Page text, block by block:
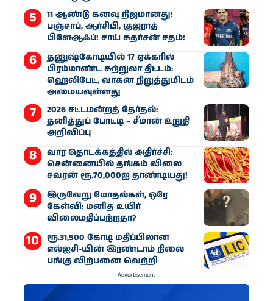
11 ஆண்டு கனவு நிஜமானது!
பஞ்சாப், ஆர்சிபி, குஜராத்
பிளேஆஃப்! சாய் சுதர்சன் சதம்!
தனுஷ்கோடியில் 17 ஏக்கரில்
பிரம்மாண்ட சுற்றுலா திட்டம்:
ஹெலிபேட், வாகன நிறுத்துமிடம்
அமையவுள்ளது
2026 சட்டமன்றத் தேர்தல்:
தனித்துப் போட்டி – சீமான் உறுதி
அறிவிப்பு
வார தொடக்கத்தில் அதிர்ச்சி:
சென்னையில் தங்கம் விலை
சவரன் ரூ.70,000ஐ தாண்டியது!
இருவேறு மோதல்கள், ஒரே
கேள்வி: மனித உயிர்
விலைமதிப்பற்றதா?
ரூ.31,500 கோடி மதிப்பிலான
எல்ஐசி-​யின் இரண்​டாம் நிலை
பங்கு விற்பனை வெற்றி
- Advertisement -